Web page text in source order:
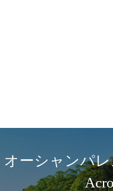
オーシャンパ